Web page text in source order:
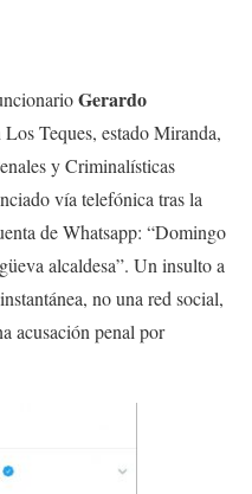
Gerardo
Teques, estado Miranda,
y Criminalísticas
vía telefónica tras la
de Whatsapp: “Domingo
alcaldesa”. Un insulto a
no una red social,
acusación penal por